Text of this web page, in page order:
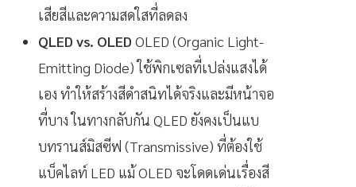
เสียสีและความสดใสที่ลดลง
QLED vs. OLED OLED (Organic Light-
Emitting Diode) ใช้พิกเซลที่เปล่งแสงได้
เอง ทำให้สร้างสีดำสนิทได้จริงและมีหน้าจอ
ที่บาง ในทางกลับกัน QLED ยังคงเป็นแบ
บทรานส์มิสซีฟ (Transmissive) ที่ต้องใช้
แบ็คไลท์ LED แม้ OLED จะโดดเด่นเรื่องสี